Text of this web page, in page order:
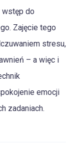
wstęp do
Zajęcie tego
stresu,
– a więc i
emocji
zadaniach.